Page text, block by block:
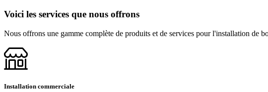
Voici les services que nous offrons
Nous offrons une gamme complète de produits et de services pour l'installation de
Installation commerciale